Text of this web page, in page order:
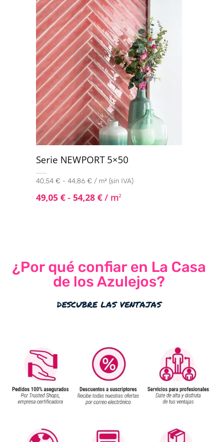
Serie NEWPORT 5×50
40,54 € - 44,86 € / m² (sin IVA)
49,05 € - 54,28 € / m2
¿Por qué confiar en La Casa
de los Azulejos?
descubre las ventajas